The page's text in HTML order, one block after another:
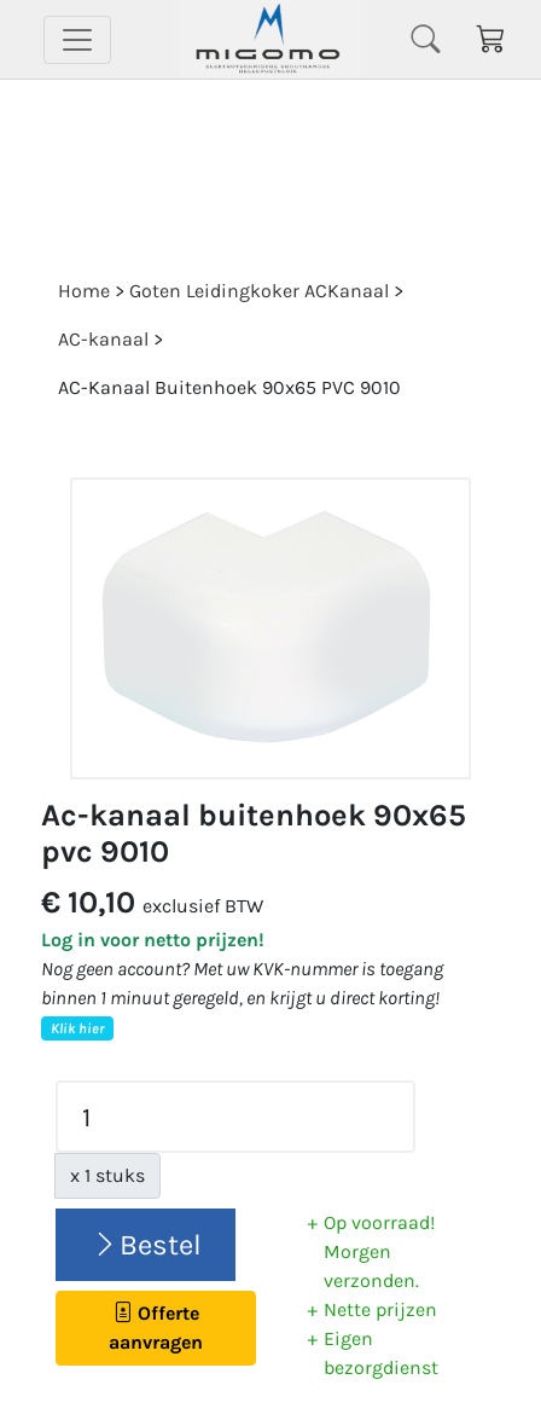
Home > Goten Leidingkoker ACKanaal >
AC-kanaal >
AC-Kanaal Buitenhoek 90x65 PVC 9010
ac-kanaal buitenhoek 90x65
pvc 9010
€ 10,10 exclusief BTW
Log in voor netto prijzen!
Nog geen account? Met uw KVK-nummer is toegang
binnen 1 minuut geregeld, en krijgt u direct korting!
Klik hier
x 1 stuks
Bestel
Offerte
aanvragen
Op voorraad!
Morgen
verzonden.
Nette prijzen
Eigen
bezorgdienst